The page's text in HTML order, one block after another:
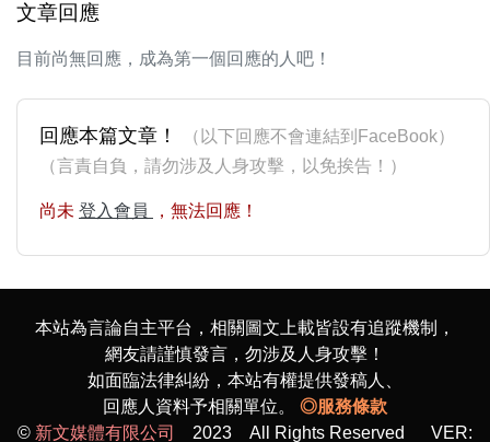
文章回應
目前尚無回應，成為第一個回應的人吧！
回應本篇文章！
（以下回應不會連結到FaceBook）
（言責自負，請勿涉及人身攻擊，以免挨告！）
尚未 登入會員 ，無法回應！
本站為言論自主平台，相關圖文上載皆設有追蹤機制，
網友請謹慎發言，勿涉及人身攻擊！
如面臨法律糾紛，本站有權提供發稿人、
回應人資料予相關單位。 ◎服務條款
© 新文媒體有限公司 2023 All Rights Reserved VER: